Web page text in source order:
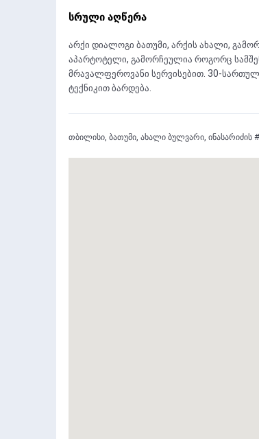
სრული აღწერა
არქი დიალოგი ბათუმი, არქის ახალი,
აპარტოტელი, გამორჩეულია როგორც
მრავალფეროვანი სერვისებით. 30-
ტექნიკით ბარდება.
თბილისი, ბათუმი, ახალი ბულვარი, ინასარიძის